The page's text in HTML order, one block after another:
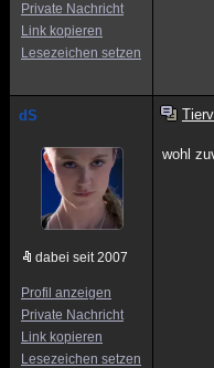
Private Nachricht
Link kopieren
Lesezeichen setzen
dS
dabei seit 2007
Profil anzeigen
Private Nachricht
Link kopieren
Lesezeichen setzen
wohl